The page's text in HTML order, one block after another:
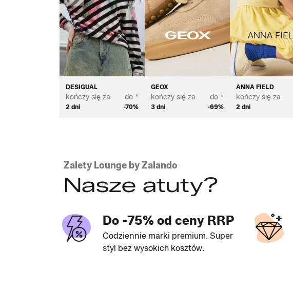
DESIGUAL
kończy się za
2 dni
do *
-70%
GEOX
kończy się za
3 dni
do *
-69%
ANNA FIELD
kończy się za
2 dni
Zalety Lounge by Zalando
Nasze atuty?
Do -75% od ceny RRP
Codziennie marki premium. Super
styl bez wysokich kosztów.